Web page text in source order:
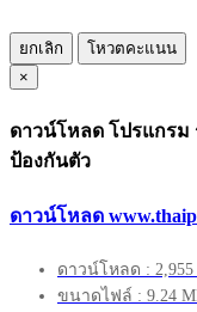
ยกเลิก
โหวตคะแนน
×
ดาวน์โหลด โปรแกรม
ป้องกันตัว
ดาวน์โหลด
ดาวน์โหลด : 2,955
ขนาดไฟล์ : 9.24